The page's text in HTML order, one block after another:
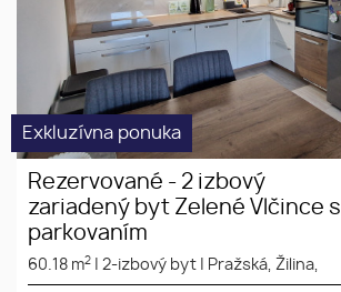
Exkluzívna ponuka
Rezervované - 2 izbový
zariadený byt Zelené Vlčince s
parkovaním
60.18 m2 2-izbový byt Pražská, Žilina,